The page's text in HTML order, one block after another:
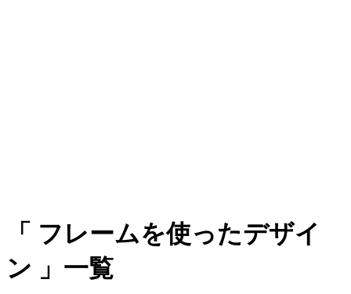
フレームを使ったデザイ
ン
一覧